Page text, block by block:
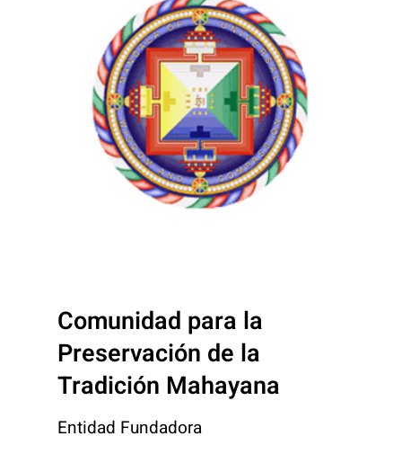
Comunidad para la
Preservación de la
Tradición Mahayana
Entidad Fundadora